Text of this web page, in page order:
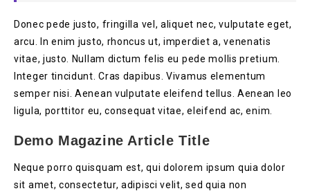
Donec pede justo, fringilla vel, aliquet nec, vulputate eget,
arcu. In enim justo, rhoncus ut, imperdiet a, venenatis
vitae, justo. Nullam dictum felis eu pede mollis pretium.
Integer tincidunt. Cras dapibus. Vivamus elementum
semper nisi. Aenean vulputate eleifend tellus. Aenean leo
ligula, porttitor eu, consequat vitae, eleifend ac, enim.
Demo Magazine Article Title
Neque porro quisquam est, qui dolorem ipsum quia dolor
sit amet, consectetur, adipisci velit, sed quia non